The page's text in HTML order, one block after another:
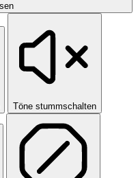
Töne stummschalten